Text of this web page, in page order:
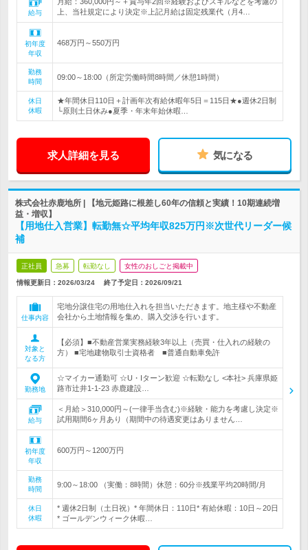
給与
上、当社規定により決定※上記月給は固定残業代（月4…
初年度
年収
468万円～550万円
勤務
時間
09:00～18:00（所定労働時間8時間／休憩1時間）
休日
休暇
★年間休日110日＋計画年次有給休暇年5日＝115日★●週休2日制
└原則土日休み●夏季・年末年始休暇…
求人詳細を見る 気になる
株式会社赤鹿地所 | 【地元姫路に根差し60年の信頼と実績！10期連続増
益・増収】
【用地仕入営業】転勤無☆平均年収825万円※次世代リーダー候
補
正社員 急募 転勤なし 女性のおしごと掲載中
情報更新日：2026/03/24 終了予定日： 2026/09/21
仕事内容
宅地分譲住宅の用地仕入れを担当いただきます。地主様や不動産
会社から土地情報を集め、購入交渉を行います。
対象と
なる方
【必須】■不動産営業実務経験3年以上（売買・仕入れの経験の
方） ■宅地建物取引士資格者 ■普通自動車免許
勤務地
☆マイカー通勤可 ☆U・Iターン歓迎 ☆転勤なし <本社> 兵庫県姫
路市辻井1-1-23 赤鹿建設…
給与
＜月給＞310,000円～(一律手当含む)※経験・能力を考慮し決定※
試用期間6ヶ月あり（期間中の待遇変更はありません…
初年度
年収
600万円～1200万円
勤務
時間
9:00～18:00 （実働：8時間）休憩：60分※残業平均20時間/月
休日
休暇
* 週休2日制（土日祝）* 年間休日：110日* 有給休暇：10日～20日
* ゴールデンウィーク休暇…